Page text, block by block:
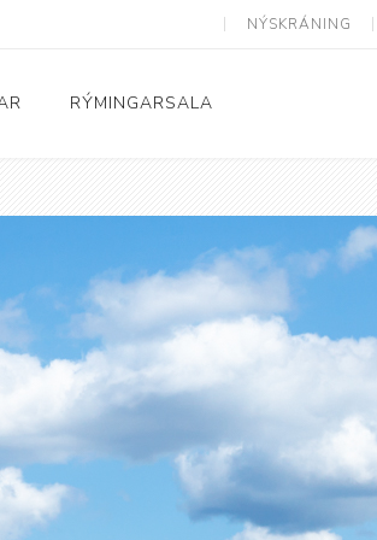
NÝSKRÁNING
Baðherbergi
Eldhús
Lyftihægindastólar
Ruslafötur
Svefnherbergi
Athafnir daglegs lífs
RÝMINGARSALA